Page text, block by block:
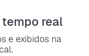
real
e exibidos na